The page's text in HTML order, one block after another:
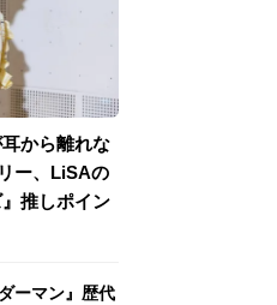
から離れな
ー、LiSAの
推しポイン
ーマン』歴代